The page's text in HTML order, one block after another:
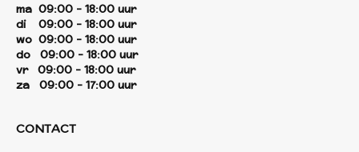
ma 09:00 - 18:00 uur
di 09:00 - 18:00 uur
wo 09:00 - 18:00 uur
do 09:00 - 18:00 uur
vr 09:00 - 18:00 uur
za 09:00 - 17:00 uur
CONTACT